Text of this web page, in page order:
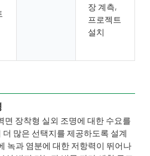
장 계측,
프로젝트
설치
면 장착형 실외 조명에 대한 수요를
많은 선택지를 제공하도록 설계
녹과 염분에 대한 저항력이 뛰어나